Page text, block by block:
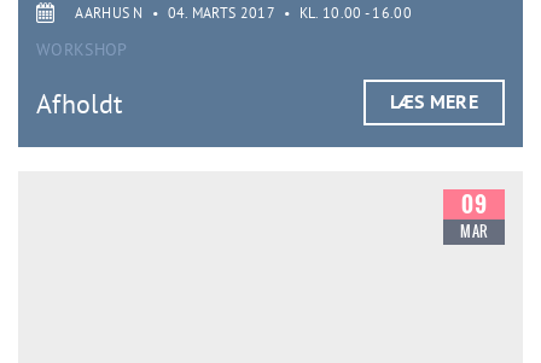
AARHUS N • 04. MARTS 2017 • KL. 10.00 - 16.00
WORKSHOP
Afholdt LÆS MERE
09
MAR